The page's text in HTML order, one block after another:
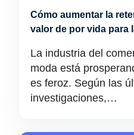
Cómo aumentar la
valor de por vida para
La industria del
moda está
es feroz. Según las
investigaciones,…